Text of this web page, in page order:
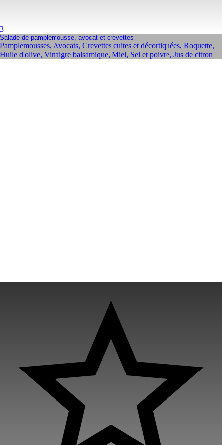
3
Salade de pamplemousse, avocat et crevettes
Pamplemousses, Avocats, Crevettes cuites et décortiquées, Roquette,
Huile d'olive, Vinaigre balsamique, Miel, Sel et poivre, Jus de citron